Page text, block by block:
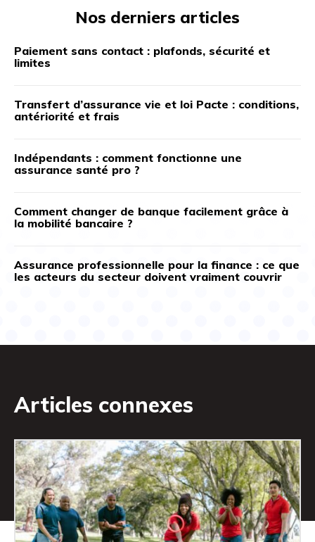
Nos derniers articles
Paiement sans contact : plafonds, sécurité et
limites
Transfert d’assurance vie et loi Pacte : conditions,
antériorité et frais
Indépendants : comment fonctionne une
assurance santé pro ?
Comment changer de banque facilement grâce à
la mobilité bancaire ?
Assurance professionnelle pour la finance : ce que
les acteurs du secteur doivent vraiment couvrir
Articles connexes